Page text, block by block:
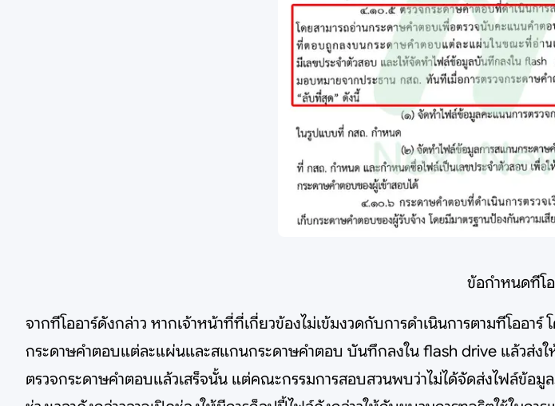
ข้อกำหนดทีโอ
จากทีโออาร์ดังกล่าว หากเจ้าหน้าที่ที่เกี่ยวข้องไม่เข้มงวดกับการดำเนินการตามทีโอ
กระดาษคำตอบแต่ละแผ่นและสแกนกระดาษคำตอบ บันทึกลงใน flash drive แล้วส่ง
ตรวจกระดาษคำตอบแล้วเสร็จนั้น แต่คณะกรรมการสอบสวนพบว่าไม่ได้จัดส่งไฟล์ข้